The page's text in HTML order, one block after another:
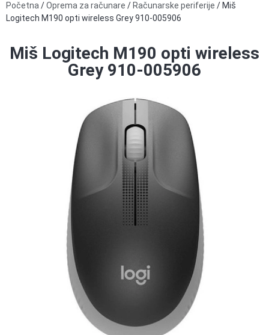
Početna /Oprema za računare / Računarske periferije / Miš
Logitech M190 opti wireless Grey 910-005906
Miš Logitech M190 opti wireless
Grey 910-005906